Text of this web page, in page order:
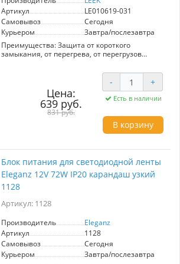
Артикул
LE010619-031
Самовывоз
Сегодня
Курьером
Завтра/послезавтра
Преимущества: Защита от короткого
замыкания, от перегрева, от перегрузов
Область применения: Для питания любых
устройств с напряжением 12В, в том числе для
светодиодных лент.
Конструкция: Корпус – прочный пластик,
защищающий от механических
повреждений;Импульсный
драйвер;Универсальный штекер питания (в
зависимости от модификации корпуса, вилка
также быть на отдельном проводе); Для
соединения с проводами может
потребоваться коннектор LEEK (продается
отдельно).
Рабочее напряжение, (В): 12
Габаритные размеры, ВхШхГ, (мм): 135x62x34
Степень защиты (IP): 20
Срок гарантии, (мес): 24 Корпус – прочный
пластик, защищающий от механических
повреждений;Импульсный
Цена:
639 руб.
831 руб.
- +
Есть в наличии
В корзину
Блок питания для светодиодной ленты
Eleganz 12V 72W IP20 карандаш узкий
1128
Артикул: 1128
Производитель
Eleganz
Артикул
1128
Самовывоз
Сегодня
Курьером
Завтра/послезавтра